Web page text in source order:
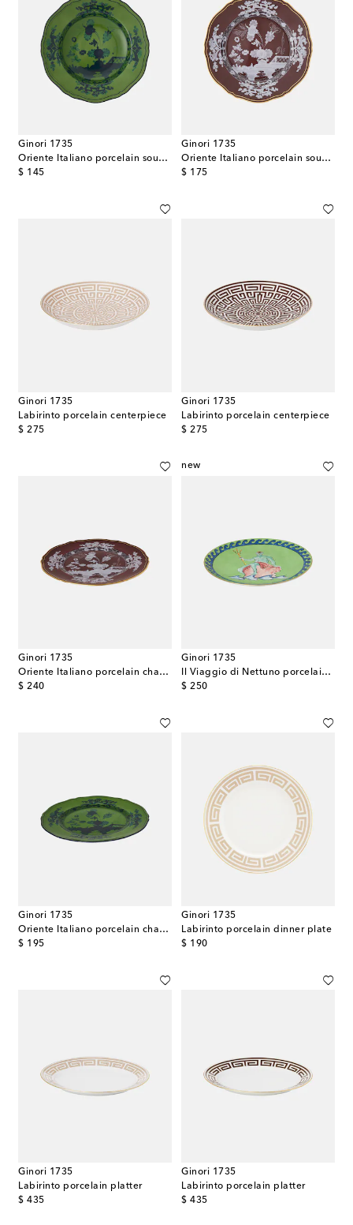
Ginori 1735
Oriente Italiano porcelain soup plate
$ 145
original price
Ginori 1735
Oriente Italiano porcelain soup plate
$ 175
original price
Ginori 1735
Labirinto porcelain centerpiece
$ 275
original price
Ginori 1735
Labirinto porcelain centerpiece
$ 275
original price
Ginori 1735
Oriente Italiano porcelain charger plate
$ 240
original price
new
Ginori 1735
Il Viaggio di Nettuno porcelain charger plate by Luke Edward Hall
$ 250
original price
Ginori 1735
Oriente Italiano porcelain charger plate
$ 195
original price
Ginori 1735
Labirinto porcelain dinner plate
$ 190
original price
Ginori 1735
Labirinto porcelain platter
$ 435
original price
Ginori 1735
Labirinto porcelain platter
$ 435
original price